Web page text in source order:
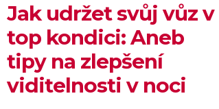
Jak udržet svůj vůz v
top kondici: Aneb
tipy na zlepšení
viditelnosti v noci